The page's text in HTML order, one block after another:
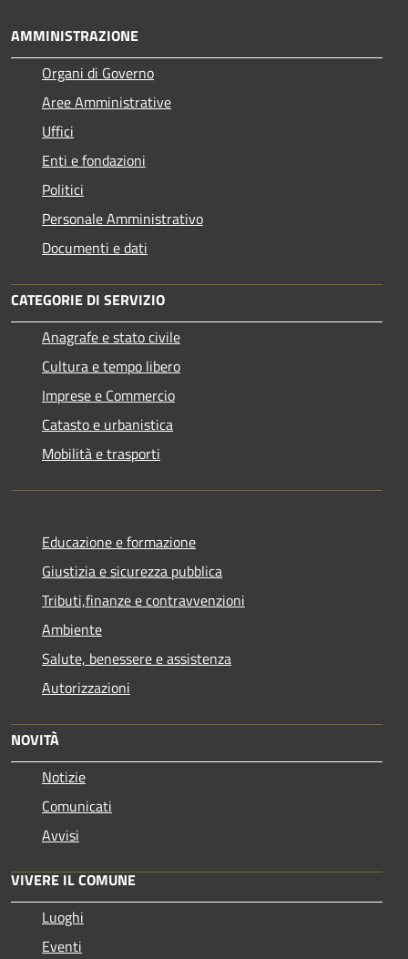
AMMINISTRAZIONE
Organi di Governo
Aree Amministrative
Uffici
Enti e fondazioni
Politici
Personale Amministrativo
Documenti e dati
CATEGORIE DI SERVIZIO
Anagrafe e stato civile
Cultura e tempo libero
Imprese e Commercio
Catasto e urbanistica
Mobilità e trasporti
Educazione e formazione
Giustizia e sicurezza pubblica
Tributi,finanze e contravvenzioni
Ambiente
Salute, benessere e assistenza
Autorizzazioni
NOVITÀ
Notizie
Comunicati
Avvisi
VIVERE IL COMUNE
Luoghi
Eventi